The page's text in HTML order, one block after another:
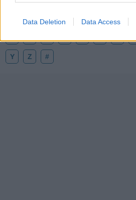
Data Deletion Data Access
C E F
Y Z #